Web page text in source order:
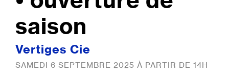
saison
Vertiges Cie
SAMEDI 6 SEPTEMBRE 2025 À PARTIR DE 14H